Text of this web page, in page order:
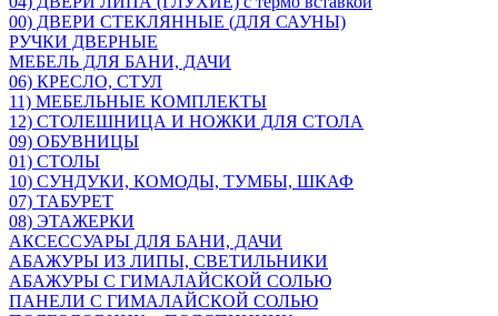
00) ДВЕРИ СТЕКЛЯННЫЕ (ДЛЯ САУНЫ)
РУЧКИ ДВЕРНЫЕ
МЕБЕЛЬ ДЛЯ БАНИ, ДАЧИ
06) КРЕСЛО, СТУЛ
11) МЕБЕЛЬНЫЕ КОМПЛЕКТЫ
12) СТОЛЕШНИЦА И НОЖКИ ДЛЯ СТОЛА
09) ОБУВНИЦЫ
01) СТОЛЫ
10) СУНДУКИ, КОМОДЫ, ТУМБЫ, ШКАФ
07) ТАБУРЕТ
08) ЭТАЖЕРКИ
АКСЕССУАРЫ ДЛЯ БАНИ, ДАЧИ
АБАЖУРЫ ИЗ ЛИПЫ, СВЕТИЛЬНИКИ
АБАЖУРЫ С ГИМАЛАЙСКОЙ СОЛЬЮ
ПАНЕЛИ С ГИМАЛАЙСКОЙ СОЛЬЮ